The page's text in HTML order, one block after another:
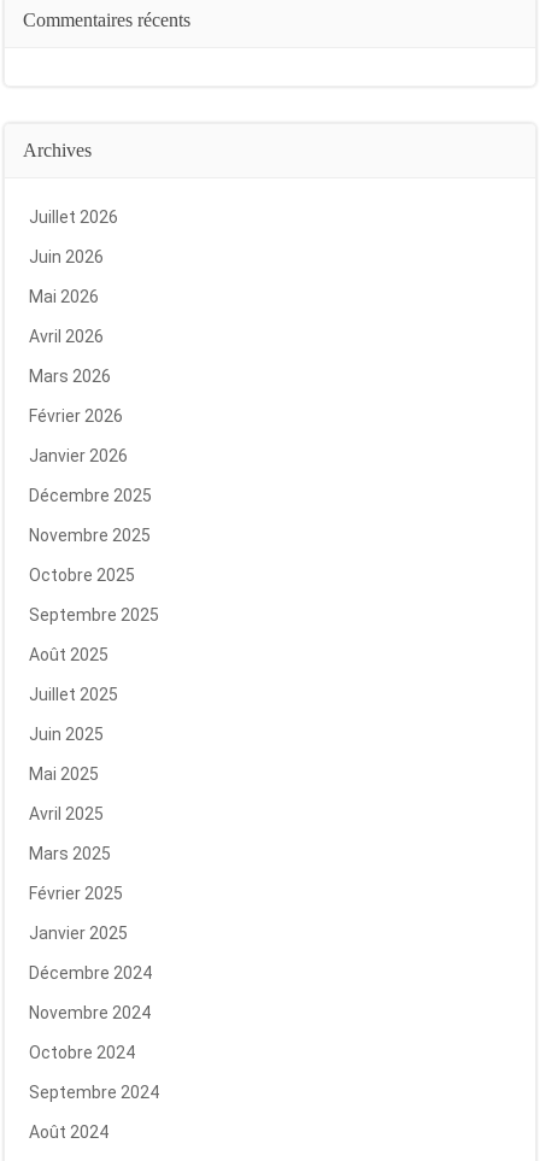
Commentaires récents
Archives
Juillet 2026
Juin 2026
Mai 2026
Avril 2026
Mars 2026
Février 2026
Janvier 2026
Décembre 2025
Novembre 2025
Octobre 2025
Septembre 2025
Août 2025
Juillet 2025
Juin 2025
Mai 2025
Avril 2025
Mars 2025
Février 2025
Janvier 2025
Décembre 2024
Novembre 2024
Octobre 2024
Septembre 2024
Août 2024